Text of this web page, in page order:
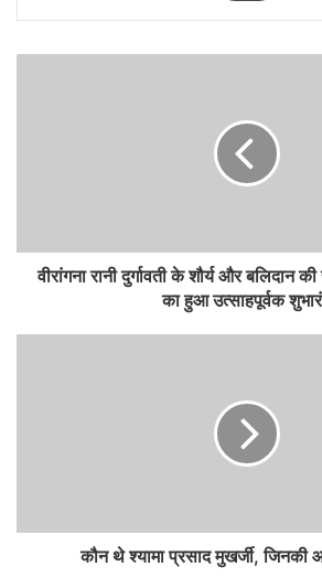
वीरांगना रानी दुर्गावती के शौर्य और बलिदान
का हुआ उत्साहपूर्वक
कौन थे श्यामा प्रसाद मुखर्जी, जिनकी